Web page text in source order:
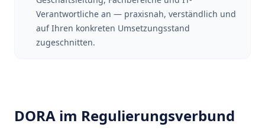
Verantwortliche an — praxisnah, verständlich und
auf Ihren konkreten Umsetzungsstand
zugeschnitten.
DORA im Regulierungsverbund